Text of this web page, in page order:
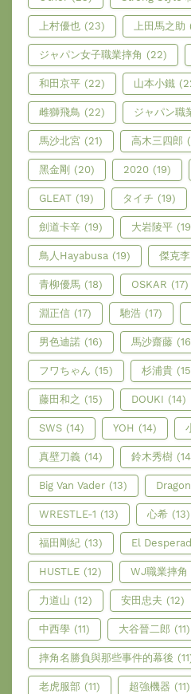
上村優也 (23) 上田馬之助
ジャパン女子職業摔角 (22)
和田京平 (22) 山本小鐵
雌獅飛鳥 (22) ジャパン職
馬沙北宮 (21) 高木三四郎
黑金剛 (20) 2020 (19)
GLEAT (19) タイチ (19)
劍道卡辛 (19) 大岩陵平
鳥人Hayabusa (19) 傑克李
青柳優馬 (18) OSKAR (17)
淵正信 (17) 馳浩 (17)
男色迪諾 (16) 馬沙齋藤
フワちゃん (15) 杉浦貴
藤田和之 (15) DOUKI (14)
SWS (14) YOH (14)
真壁刀義 (14) 鈴木秀樹
Big Van Vader (13)
WRESTLE-1 (13) 心希 (13)
福田剛紀 (13) El
HUSTLE (12) WJ職業摔角
力道山 (12) 安田忠夫 (12)
中西學 (11) 大谷晉二郎 (11)
摔角名勝負與那些事件的幕後
老虎服部 (11) 超強機器 (11)